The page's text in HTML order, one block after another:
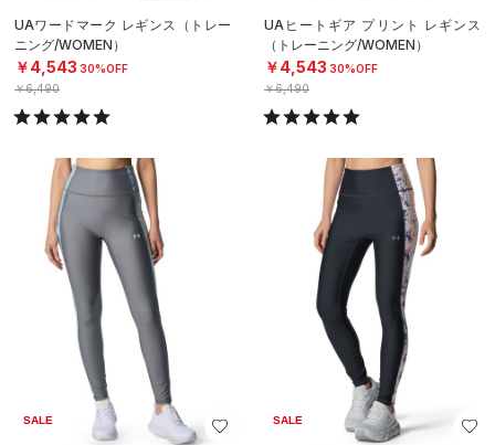
UAワードマーク レギンス（トレー
ニング/WOMEN）
￥4,543 30%OFF
￥6,490
UAヒートギア プリント レギンス
（トレーニング/WOMEN）
￥4,543 30%OFF
￥6,490
SALE SALE